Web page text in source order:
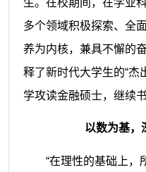
多个领域积极探索、全
养为内核，兼具不懈的
释了新时代大学生的“杰
学攻读金融硕士，继续
以数为基，
“在理性的基础上，